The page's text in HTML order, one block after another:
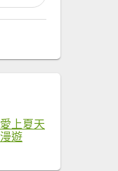
上夏天
遊